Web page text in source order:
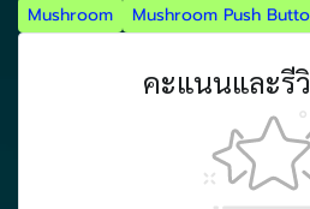
Mushroom
Mushroom Push
คะแนนและรี